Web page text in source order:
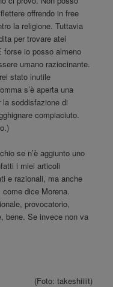
offrendo in free
la religione. Tuttavia
per trovare atei
io posso almeno
umano raziocinante.
stato inutile
s’è aperta una
soddisfazione di
compiaciuto.
se n’è aggiunto uno
i miei articoli
e razionali, ma anche
dice Morena.
provocatorio,
bene. Se invece non va
(Foto: takeshiiiit)